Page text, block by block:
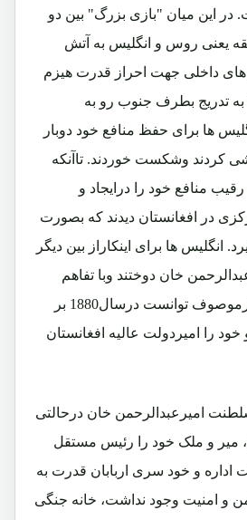
در این میان "بازی بزرگ" بین دو
یعنی روس و انگلیس به آتش
داخلی جهت احراز قدرت هیزم
به تدریج بطرف جنوب رو به
ها برای حفظ منافع خود دوبار
کردند وشکست خوردند. تاآنکه
منافع خود را درایجاد و
در افغانستان دیدند که بصورت
انگلیس ها برای اینکاراز بین دیگر
خان دوختند وبا تفاهم
ومساعدت آنها، سردارموصوف توانست درسال1880 بر
خود را امیردولت عالیه افغانستان
امیرعبدالرحمن خان درحالتی
میر و ملک خود را رئیس مستقل
اداره و خود سری اربابان قدرت به
و امنیت وجود نداشت، خانه جنگی